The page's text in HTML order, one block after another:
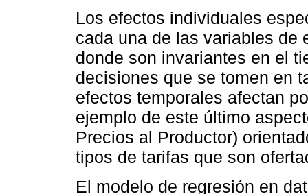
Los efectos individuales
cada una de las variables de
donde son invariantes en el
decisiones que se tomen en
efectos temporales afectan
ejemplo de este último
Precios al Productor)
tipos de tarifas que son
El modelo de regresión en